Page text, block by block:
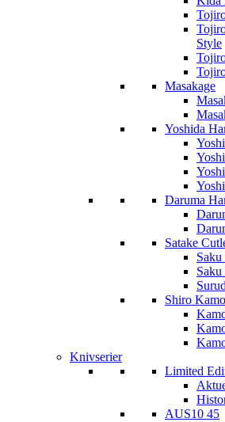
Style
Masakage
Yoshida
Daruma
Satake
Saku
Shiro Kamo
Knivserier
Limited
AUS10 45